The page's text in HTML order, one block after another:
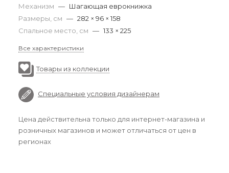
Механизм — Шагающая еврокнижка
Размеры, см — 282 × 96 × 158
Спальное место, см — 133 × 225
Все характеристики
Товары из коллекции
Специальные условия дизайнерам
Цена действительна только для интернет-магазина и
розничных магазинов и может отличаться от цен в
регионах